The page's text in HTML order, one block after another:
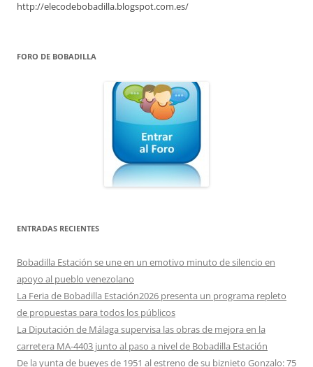
http://elecodebobadilla.blogspot.com.es/
FORO DE BOBADILLA
ENTRADAS RECIENTES
Bobadilla Estación se une en un emotivo minuto de silencio en
apoyo al pueblo venezolano
La Feria de Bobadilla Estación2026 presenta un programa repleto
de propuestas para todos los públicos
La Diputación de Málaga supervisa las obras de mejora en la
carretera MA-4403 junto al paso a nivel de Bobadilla Estación
De la yunta de bueyes de 1951 al estreno de su biznieto Gonzalo: 75